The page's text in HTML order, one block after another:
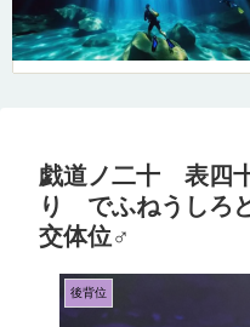
戯道ノ二十 表四
り でふねうしろ
交体位♂
後背位